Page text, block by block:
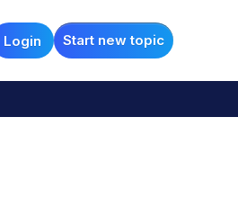
Start new topic
Login